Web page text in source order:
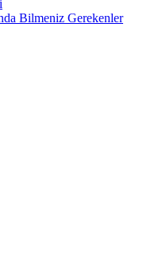
Bilmeniz Gerekenler